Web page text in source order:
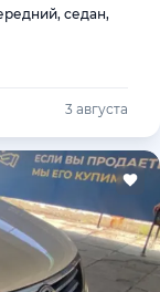
седан,
3 августа